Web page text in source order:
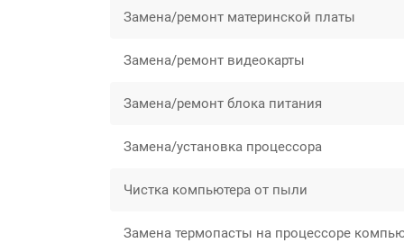
Замена/ремонт материнской платы
Замена/ремонт видеокарты
Замена/ремонт блока питания
Замена/установка процессора
Чистка компьютера от пыли
Замена термопасты на процессоре